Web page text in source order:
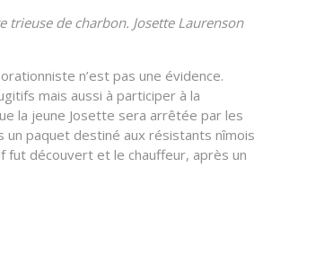
de charbon. Josette Laurenson
n’est pas une évidence.
mais aussi à participer à la
la jeune Josette sera arrêtée par les
paquet destiné aux résistants nîmois
fut découvert et le chauffeur, après un